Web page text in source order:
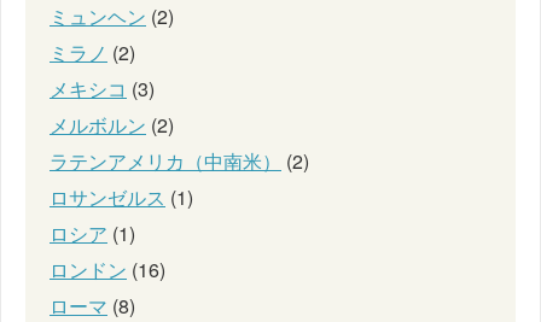
ミュンヘン (2)
ミラノ (2)
メキシコ (3)
メルボルン (2)
ラテンアメリカ（中南米）
(2)
ロサンゼルス (1)
ロシア (1)
ロンドン (16)
ローマ (8)